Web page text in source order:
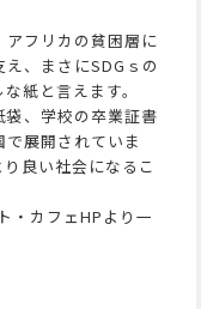
フリカの貧困層に
、まさにSDGｓの
紙と言えます。
、学校の卒業証書
展開されていま
良い社会になるこ
・カフェHPより一